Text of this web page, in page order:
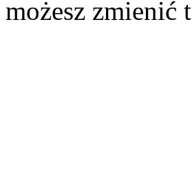
możesz zmienić